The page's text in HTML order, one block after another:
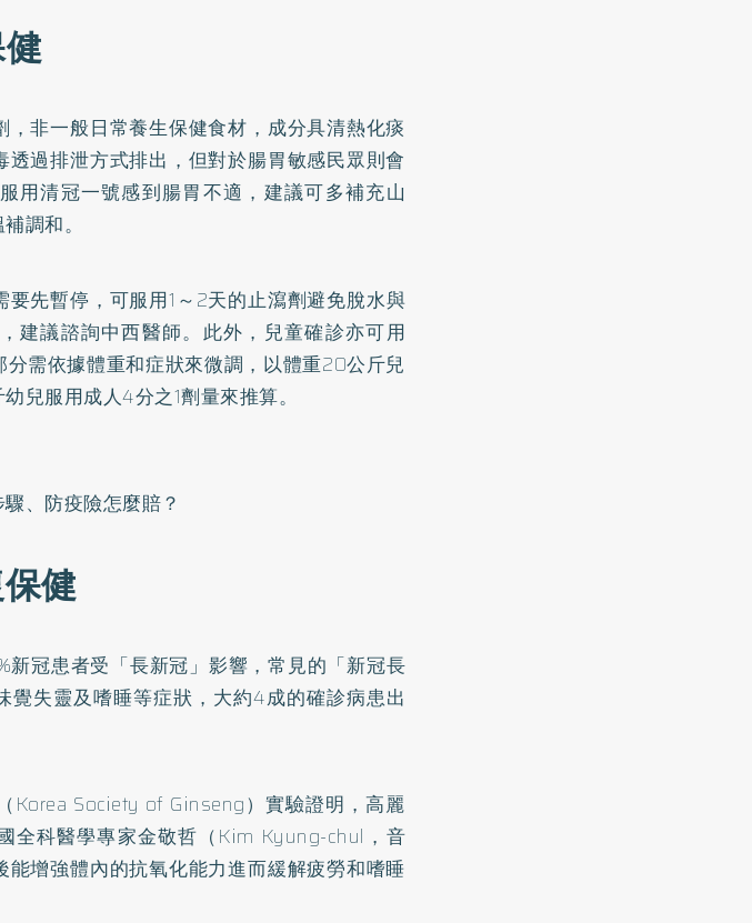
非一般日常養生保健食材，成分具清熱化痰
過排泄方式排出，但對於腸胃敏感民眾則會
用清冠一號感到腸胃不適，建議可多補充山
調和。
先暫停，可服用1～2天的止瀉劑避免脫水與
建議諮詢中西醫師。此外，兒童確診亦可用
分需依據體重和症狀來微調，以體重20公斤兒
兒服用成人4分之1劑量來推算。
、防疫險怎麼賠？
健
新冠患者受「長新冠」影響，常見的「新冠長
覺失靈及嗜睡等症狀，大約4成的確診病患出
Korea Society of Ginseng）實驗證明，高麗
全科醫學專家金敬哲（Kim Kyung-chul，音
增強體內的抗氧化能力進而緩解疲勞和嗜睡